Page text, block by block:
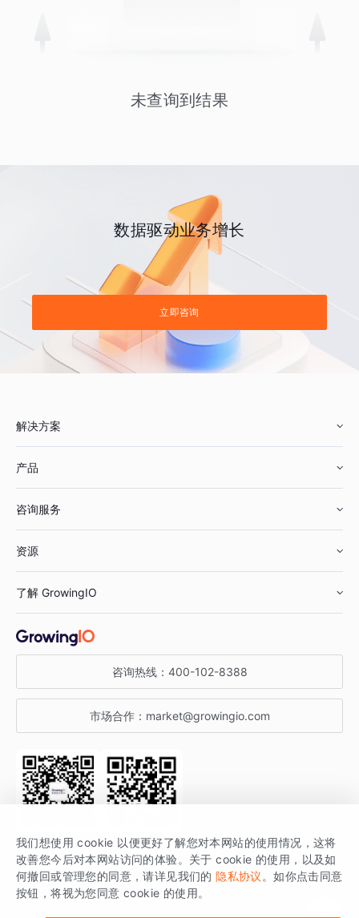
未查询到结果
数据驱动业务增长
立即咨询
解决方案
鞋服行业
汽车行业
金融行业
产品
智能运营
获客分析
咨询服务
资源
增长公开课
增长博客
开发者文档
SDK 文档
场景指南
了解 GrowingIO
关于 GrowingIO
增长大会
行业活动
咨询热线： 400-102-8388
市场合作： market@growingio.com
关注公众号 获取更多干货
GrowingIO 是专注于数据智能分析与增长的品牌，核心平台为 GrowingIO
分析云。
我们想使用 cookie 以便更好了解您对本网站的使用情况，这将
改善您今后对本网站访问的体验。关于 cookie 的使用，以及如
何撤回或管理您的同意，请详见我们的 隐私协议 。如你点击同意
按钮，将视为您同意 cookie 的使用。